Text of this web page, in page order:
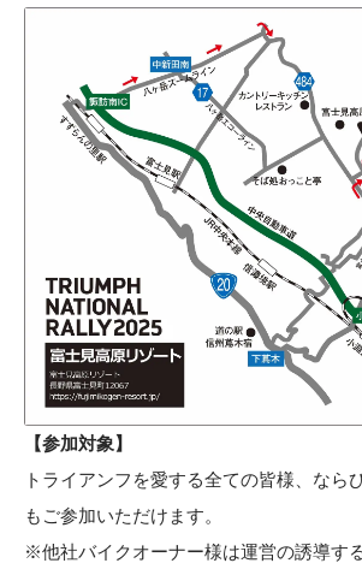
【参加対象】
トライアンフを愛する全ての皆様、なら
もご参加いただけます。
※他社バイクオーナー様は運営の誘導す